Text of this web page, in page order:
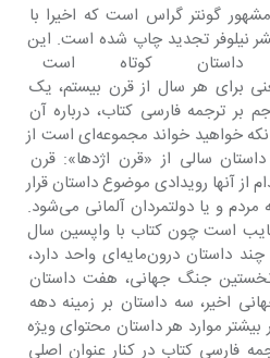
گونتر گراس است که اخیرا با
نیلوفر تجدید چاپ شده است. این
کوتاه است
برای هر سال از قرن بیستم، یک
بر ترجمه فارسی کتاب، درباره آن
چنین می‌خوانیم: «قرن من چنانکه خواهید خواند مجموعه‌ای است از
سالی از «قرن اژدها»: قرن
آنها رویدادی موضوع داستان قرار
می‌گیرد که به گونه‌ای مربوط به مردم و یا دولتمردان آلمانی می‌شود.
است چون کتاب با واپسین سال
سده نوزدهم آغاز می‌شود. گاه چند داستان درون‌مایه‌ای واحد دارد،
نخستین جنگ جهانی، هفت داستان
جهانی اخیر، سه داستان بر زمینه دهه
موارد هر داستان محتوای ویژه
فارسی کتاب در کنار عنوان اصلی